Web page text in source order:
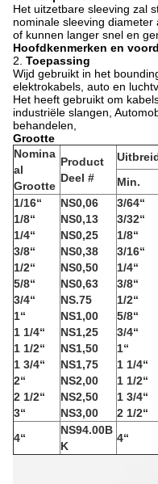
Het uitzetbare sleeving zal
nominale sleeving
of kunnen langer snel en
Hoofdkenmerken en
2. Toepassing
Wijd gebruikt in het
elektrokabels, auto en
Het heeft gebruikt om
industriële slangen,
behandelen,
Grootte
Nomina
al
Grootte
Product
Deel #
Min.
1/16“
1/8“
1/4“
3/8“
1/2“
5/8“
3/4“
1“
1 1/4“
1 1/2“
1 3/4“
2“
2 1/2“
3“
NS0,06
NS0,13
NS0,25
NS0,38
NS0,50
NS0,63
NS.75
NS1,00
NS1,25
NS1,50
NS1,75
NS2,00
NS2,50
NS3,00
3/64“
3/32“
1/8“
3/16“
1/4“
3/8“
1/2“
5/8“
3/4“
1“
1 1/4“
1 1/2“
1 3/4“
2 1/2“
4“
NS94.00B
K
4“